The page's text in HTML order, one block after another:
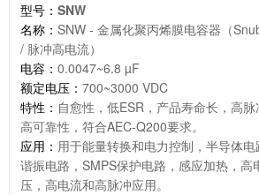
型号： SNW
名称： SNW - 金属化聚丙烯膜电容器（
/ 脉冲高电流）
电容： 0.0047~6.8 µF
额定电压： 700~3000 VDC
特性： 自愈性，低ESR，产品寿命长，高脉
高可靠性，符合AEC-Q200要求。
应用： 用于能量转换和电力控制，半导体电
谐振电路，SMPS保护电路，感应加热，高
压，高电流和高脉冲应用。